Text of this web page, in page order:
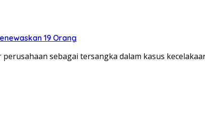
19 Orang
sebagai tersangka dalam kasus